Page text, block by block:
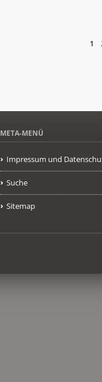
1
META-MENÜ
Impressum und
Suche
Sitemap